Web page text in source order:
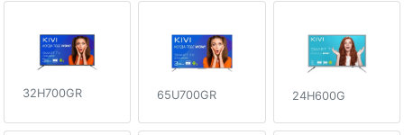
32H700GR 65U700GR 24H600G